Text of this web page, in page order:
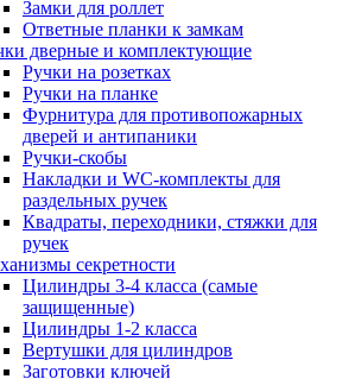
Замки для роллет
Ответные планки к замкам
дверные и комплектующие
Ручки на розетках
Ручки на планке
Фурнитура для противопожарных
дверей и антипаники
Ручки-скобы
Накладки и WC-комплекты для
раздельных ручек
Квадраты, переходники, стяжки для
ручек
секретности
Цилиндры 3-4 класса (самые
защищенные)
Цилиндры 1-2 класса
Вертушки для цилиндров
Заготовки ключей